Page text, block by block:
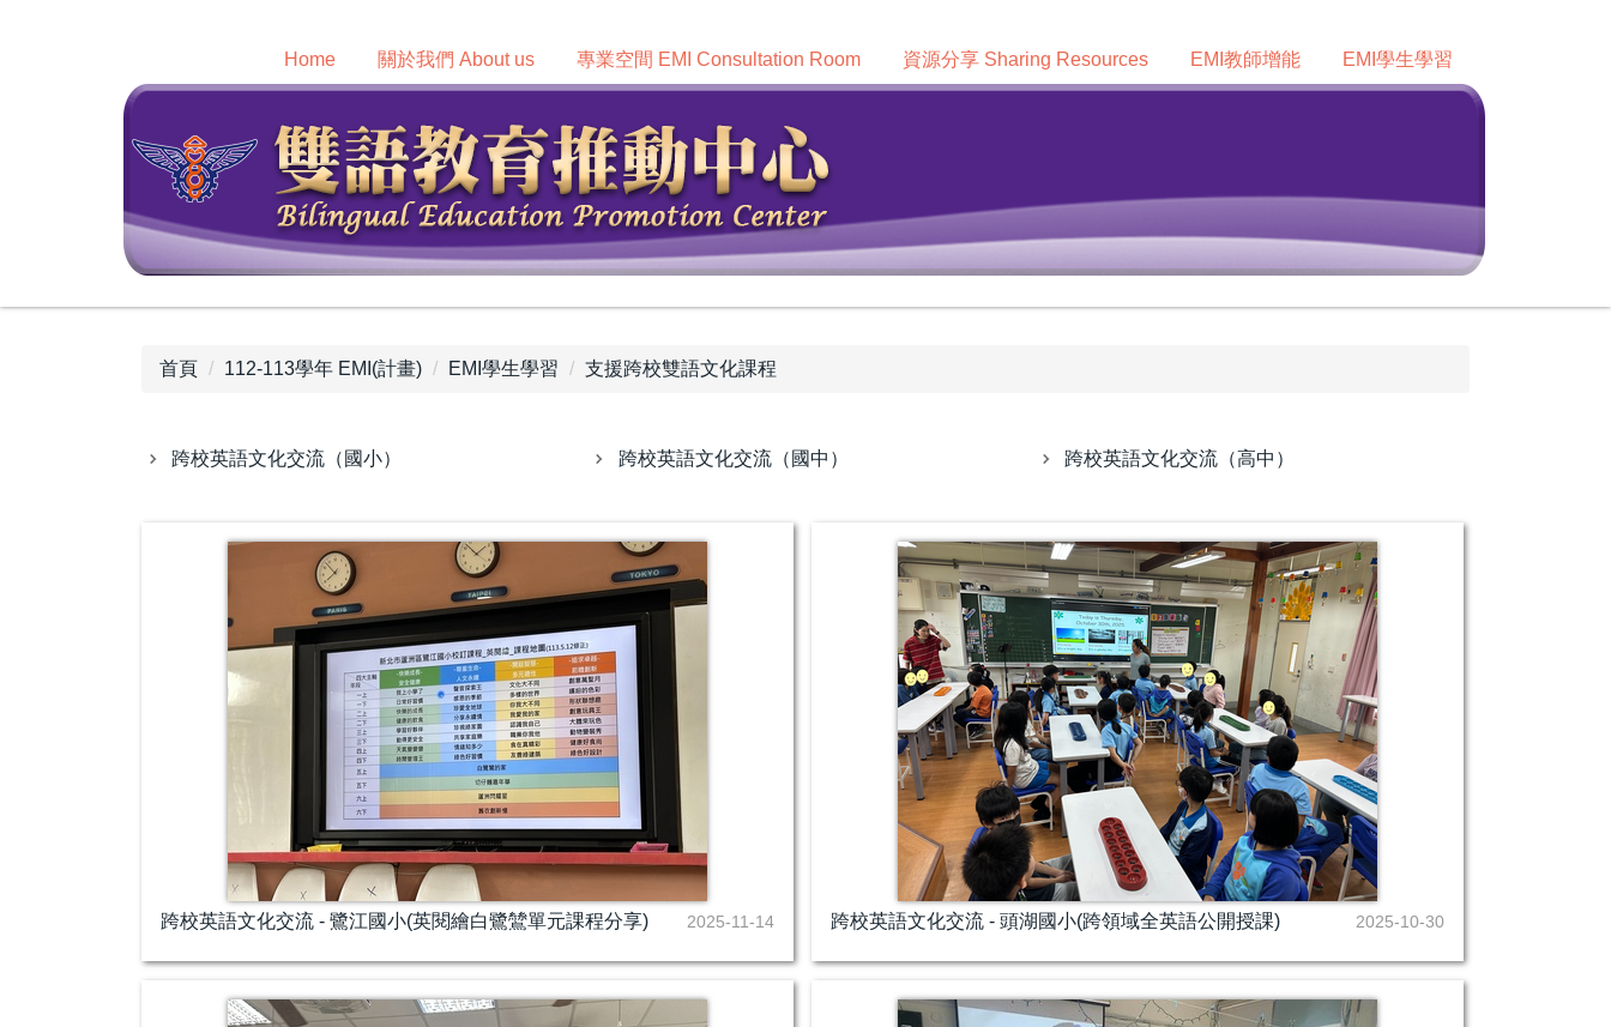
Home 關於我們 About us 專業空間 EMI Consultation Room 資源分享 Sharing Resources EMI教師增能 EMI學生學習
首頁 112-113學年 EMI(計畫) EMI學生學習 支援跨校雙語文化課程
跨校英語文化交流（國小） 跨校英語文化交流（國中） 跨校英語文化交流（高中）
跨校英語文化交流 - 鷺江國小(英閱繪白鷺鷥單元課程分享) 2025-11-14 跨校英語文化交流 - 頭湖國小(跨領域全英語公開授課) 2025-10-30